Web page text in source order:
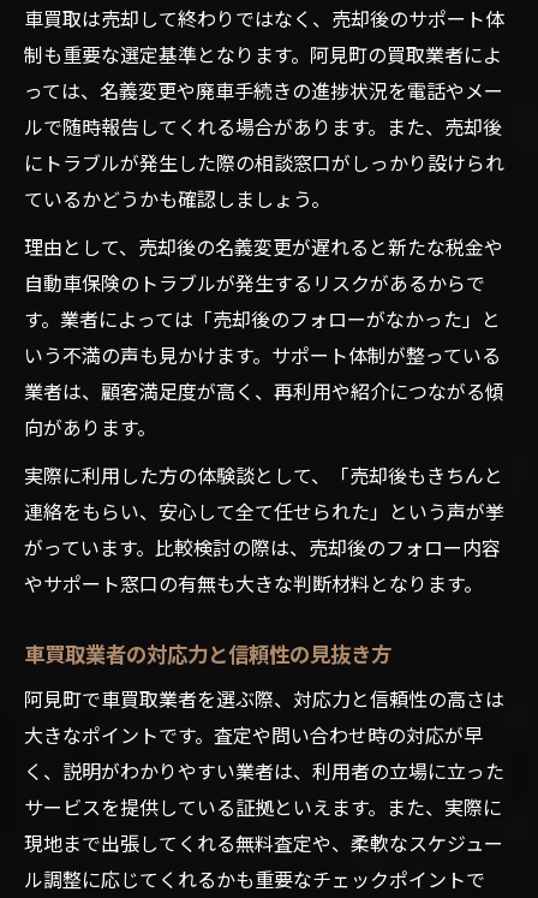
車買取は売却して終わりではなく、売却後のサポート体
制も重要な選定基準となります。阿見町の買取業者によ
っては、名義変更や廃車手続きの進捗状況を電話やメー
ルで随時報告してくれる場合があります。また、売却後
にトラブルが発生した際の相談窓口がしっかり設けられ
ているかどうかも確認しましょう。
理由として、売却後の名義変更が遅れると新たな税金や
自動車保険のトラブルが発生するリスクがあるからで
す。業者によっては「売却後のフォローがなかった」と
いう不満の声も見かけます。サポート体制が整っている
業者は、顧客満足度が高く、再利用や紹介につながる傾
向があります。
実際に利用した方の体験談として、「売却後もきちんと
連絡をもらい、安心して全て任せられた」という声が挙
がっています。比較検討の際は、売却後のフォロー内容
やサポート窓口の有無も大きな判断材料となります。
車買取業者の対応力と信頼性の見抜き方
阿見町で車買取業者を選ぶ際、対応力と信頼性の高さは
大きなポイントです。査定や問い合わせ時の対応が早
く、説明がわかりやすい業者は、利用者の立場に立った
サービスを提供している証拠といえます。また、実際に
現地まで出張してくれる無料査定や、柔軟なスケジュー
ル調整に応じてくれるかも重要なチェックポイントで